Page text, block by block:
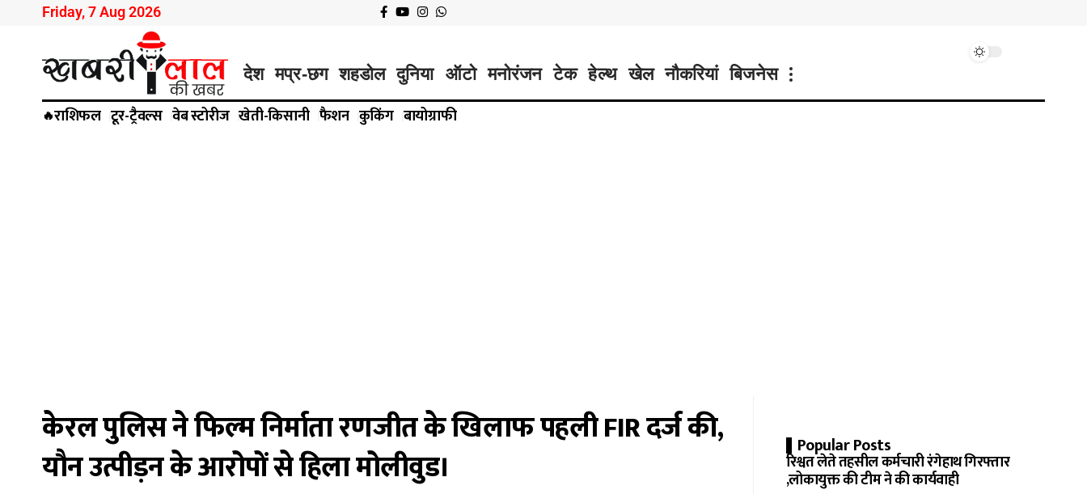
Friday, 7 Aug 2026
देश मप्र-छग शहडोल दुनिया ऑटो मनोरंजन टेक हेल्थ खेल नौकरियां बिजनेस
🔥राशिफल टूर-ट्रैवल्स वेब स्टोरीज खेती-किसानी फैशन कुकिंग बायोग्राफी
केरल पुलिस ने फिल्म निर्माता रणजीत के खिलाफ पहली FIR दर्ज की,
यौन उत्पीड़न के आरोपों से हिला मोलीवुड।
Popular Posts
रिश्वत लेते तहसील कर्मचारी रंगेहाथ गिरफ्तार
,लोकायुक्त की टीम ने की कार्यवाही